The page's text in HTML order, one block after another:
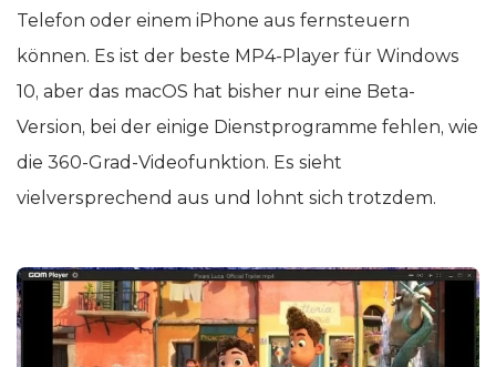
Telefon oder einem iPhone aus fernsteuern
können. Es ist der beste MP4-Player für Windows
10, aber das macOS hat bisher nur eine Beta-
Version, bei der einige Dienstprogramme fehlen, wie
die 360-Grad-Videofunktion. Es sieht
vielversprechend aus und lohnt sich trotzdem.